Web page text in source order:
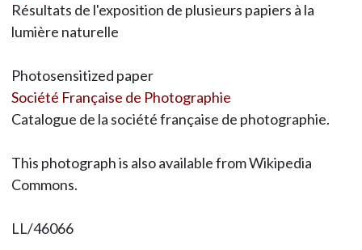
Résultats de l'exposition de plusieurs papiers à la
lumière naturelle
Photosensitized paper
Société Française de Photographie
Catalogue de la société française de photographie.
This photograph is also available from Wikipedia
Commons.
LL/46066